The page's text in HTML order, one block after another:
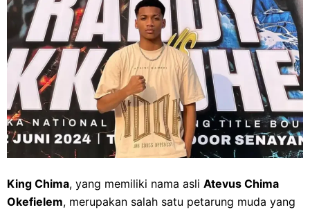
King Chima, yang memiliki nama asli Atevus Chima
Okefielem, merupakan salah satu petarung muda yang